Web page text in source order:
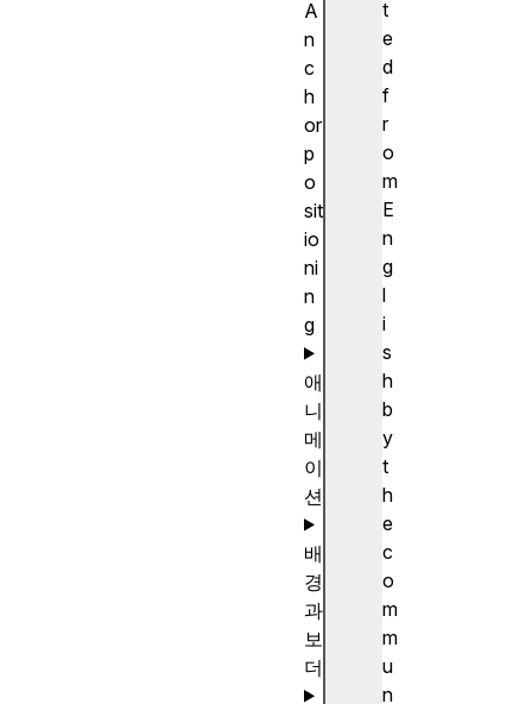
t
e
d
f
r
o
m
E
n
g
l
i
s
h
b
y
t
h
e
c
o
m
m
u
n
A
n
c
h
or
p
o
sit
io
ni
n
g
애
니
메
이
션
배
경
과
보
더